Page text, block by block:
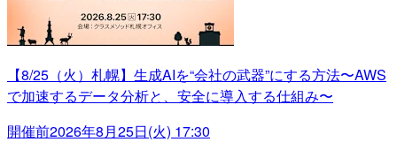
【8/25（火）札幌】生成AIを“会社の武器”にする方法〜AWS
で加速するデータ分析と、安全に導入する仕組み〜
開催前2026年8月25日(火) 17:30